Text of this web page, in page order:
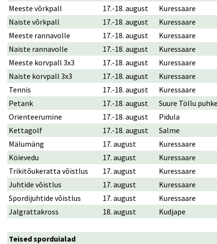
Meeste võrkpall
17.-18. august
Kuressaare
Naiste võrkpall
17.-18. august
Kuressaare
Meeste rannavolle
17.-18. august
Kuressaare
Naiste rannavolle
17.-18. august
Kuressaare
Meeste korvpall 3x3
17.-18. august
Kuressaare
Naiste korvpall 3x3
17.-18. august
Kuressaare
Tennis
17.-18. august
Kuressaare
Petank
17.-18. august
Suure Töllu
Orienteerumine
17.-18. august
Pidula
Kettagolf
17.-18. august
Salme
Mälumäng
17. august
Kuressaare
Köievedu
17. august
Kuressaare
Trikitõukeratta võistlus
17. august
Kuressaare
Juhtide võistlus
17. august
Kuressaare
Spordijuhtide võistlus
17. august
Kuressaare
Jalgrattakross
18. august Kudjape
Teised sporduialad